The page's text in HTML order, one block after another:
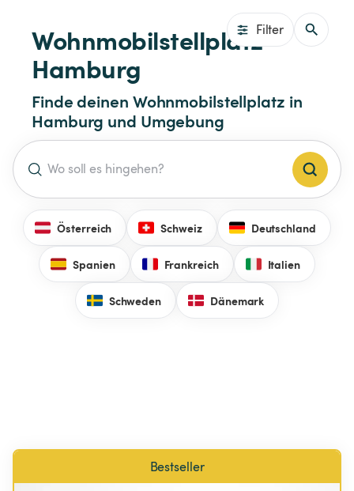
Wohnmobilstellplatz
Hamburg
Finde deinen Wohnmobilstellplatz in
Hamburg und Umgebung
Österreich Schweiz Deutschland
Spanien Frankreich Italien
Schweden Dänemark
Filter
Bestseller